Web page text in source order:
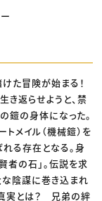
た冒険が始まる！
き返らせようと、禁
鎧の身体になった。
メイル（機械鎧）を
る存在となる。身
者の石」。伝説を求
陰謀に巻き込まれ
実とは？ 兄弟の絆